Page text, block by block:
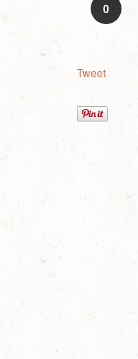
0
Tweet